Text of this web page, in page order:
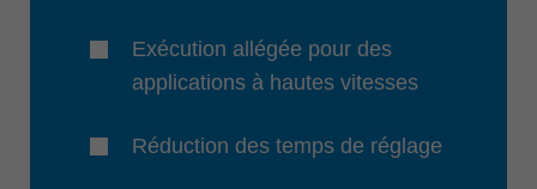
Exécution allégée pour des
applications à hautes vitesses
Réduction des temps de réglage